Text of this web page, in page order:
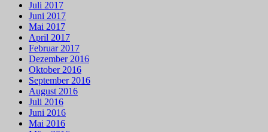
Juli 2017
Juni 2017
Mai 2017
April 2017
Februar 2017
Dezember 2016
Oktober 2016
September 2016
August 2016
Juli 2016
Juni 2016
Mai 2016